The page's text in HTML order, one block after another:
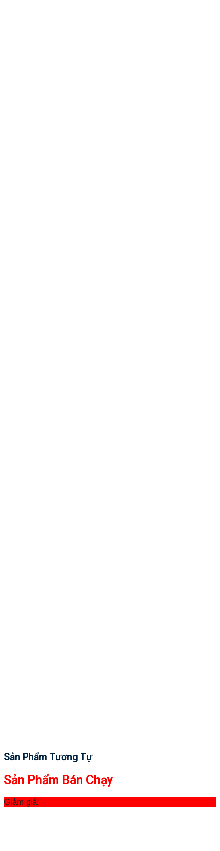
Sản Phẩm Tương Tự
Sản Phẩm Bán Chạy
Giảm giá!